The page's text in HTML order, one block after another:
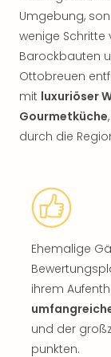
Umgebung,
wenige
Barockbauten
Ottobreuen
mit luxuriöser
Gourmetküche
durch die
Ehemalige
ihrem
und der
punkten.